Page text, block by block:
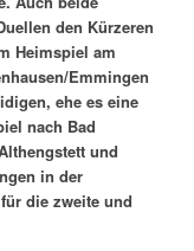
den Kürzeren
Heimspiel am
Emmingen
ehe es eine
nach Bad
und
in der
die zweite und